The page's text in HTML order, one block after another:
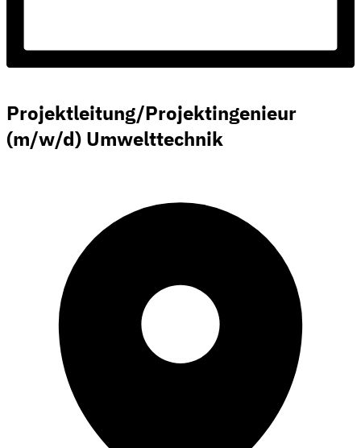
Projektleitung/Projektingenieur
(m/w/d) Umwelttechnik